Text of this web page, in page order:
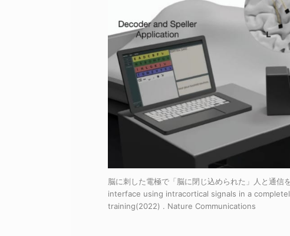
脳に刺した電極で「脳に閉じ込められた」人と通信
interface using intracortical signals in a
training(2022) . Nature Communications